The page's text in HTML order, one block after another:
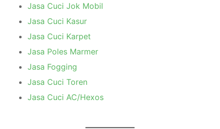
Jasa Cuci Jok Mobil
Jasa Cuci Kasur
Jasa Cuci Karpet
Jasa Poles Marmer
Jasa Fogging
Jasa Cuci Toren
Jasa Cuci AC/Hexos